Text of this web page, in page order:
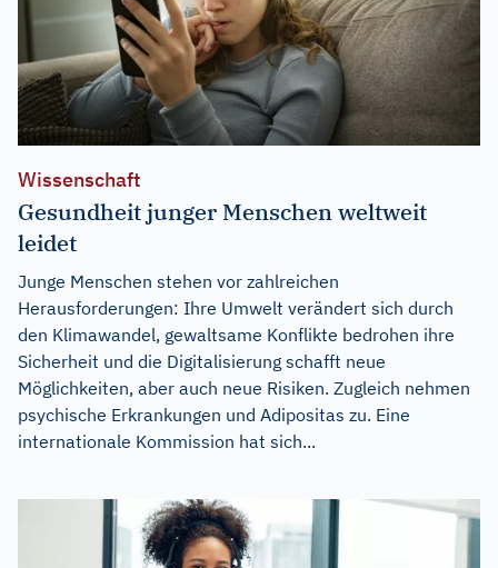
Wissenschaft
Gesundheit junger Menschen weltweit
leidet
Junge Menschen stehen vor zahlreichen
Herausforderungen: Ihre Umwelt verändert sich durch
den Klimawandel, gewaltsame Konflikte bedrohen ihre
Sicherheit und die Digitalisierung schafft neue
Möglichkeiten, aber auch neue Risiken. Zugleich nehmen
psychische Erkrankungen und Adipositas zu. Eine
internationale Kommission hat sich...